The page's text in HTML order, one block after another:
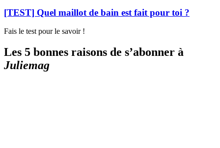
[TEST] Quel maillot de bain est fait pour toi ?
Fais le test pour le savoir !
Les 5 bonnes raisons de s’abonner à
Juliemag